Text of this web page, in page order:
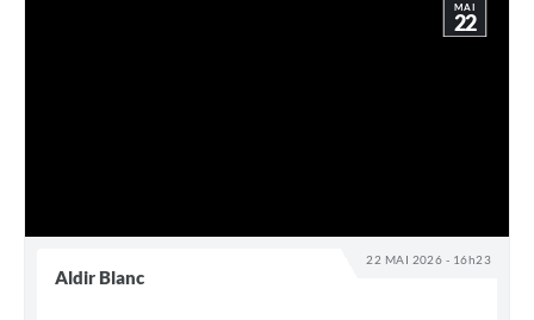
22 MAI 2026 - 16h23
MAI
22
Aldir Blanc